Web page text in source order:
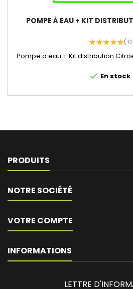
POMPE À EAU + KIT
(
Pompe à eau + Kit distribution
check En stock
PRODUITS
NOTRE SOCIÉTÉ
VOTRE COMPTE
INFORMATIONS
LETTRE